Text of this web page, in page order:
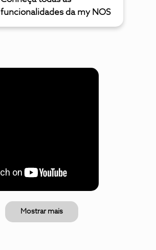
funcionalidades da my NOS
Mostrar mais